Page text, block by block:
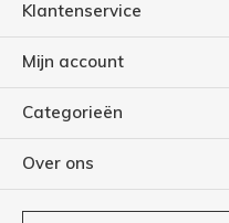
Klantenservice
Mijn account
Categorieën
Over ons